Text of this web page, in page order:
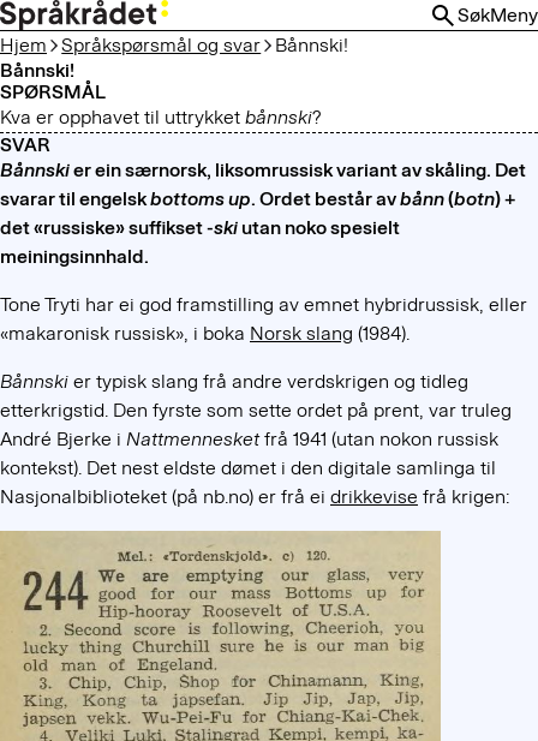
HOPP
TIL
HOVEDINNHOLD
SøkMeny
Hjem
Språkspørsmål og svar Bånnski!
Bånnski!
SPØRSMÅL
Kva er opphavet til uttrykket bånnski?
SVAR
Bånnskier ein særnorsk, liksomrussisk variant av skåling. Det
svarar til engelskbottoms up. Ordet består avbånn(botn) +
det «russiske» suffikset -ski utan noko spesielt
meiningsinnhald.
Tone Tryti har ei god framstilling av emnet hybridrussisk, eller
«makaronisk russisk», i boka Norsk slang (1984).
Bånnski er typisk slang frå andre verdskrigen og tidleg
etterkrigstid. Den fyrste som sette ordet på prent, var truleg
André Bjerke i Nattmennesketfrå 1941 (utan nokon russisk
kontekst). Det nest eldste dømet i den digitale samlinga til
Nasjonalbiblioteket (på nb.no) er frå ei drikkevise frå krigen: